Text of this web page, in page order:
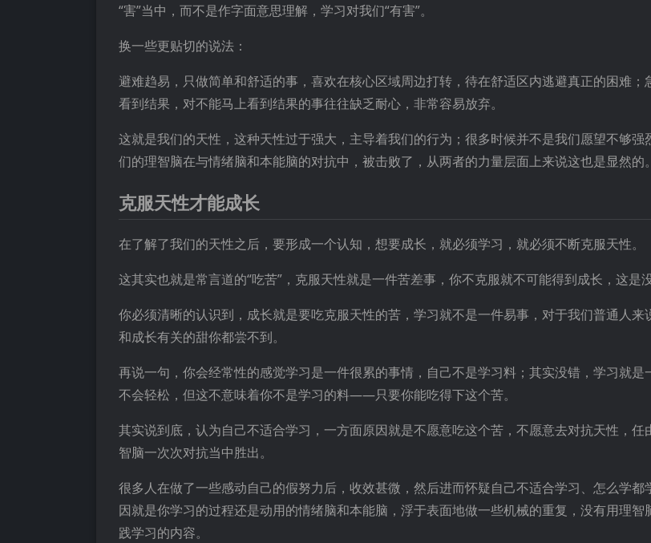
“害”当中，而不是作字面意思理解，学习对我们“有害”。
换一些更贴切的说法：
避难趋易，只做简单和舒适的事，喜欢在核心区域周边打转，待在舒适区内逃避真正的困难；
看到结果，对不能马上看到结果的事往往缺乏耐心，非常容易放弃。
这就是我们的天性，这种天性过于强大，主导着我们的行为；很多时候并不是我们愿望不够强
们的理智脑在与情绪脑和本能脑的对抗中，被击败了，从两者的力量层面上来说这也是显然的。
克服天性才能成长
在了解了我们的天性之后，要形成一个认知，想要成长，就必须学习，就必须不断克服天性。
这其实也就是常言道的“吃苦”，克服天性就是一件苦差事，你不克服就不可能得到成长，这是
你必须清晰的认识到，成长就是要吃克服天性的苦，学习就不是一件易事，对于我们普通人来
和成长有关的甜你都尝不到。
再说一句，你会经常性的感觉学习是一件很累的事情，自己不是学习料；其实没错，学习就是
不会轻松，但这不意味着你不是学习的料——只要你能吃得下这个苦。
其实说到底，认为自己不适合学习，一方面原因就是不愿意吃这个苦，不愿意去对抗天性，任
智脑一次次对抗当中胜出。
很多人在做了一些感动自己的假努力后，收效甚微，然后进而怀疑自己不适合学习、怎么学都
因就是你学习的过程还是动用的情绪脑和本能脑，浮于表面地做一些机械的重复，没有用理智
践学习的内容。